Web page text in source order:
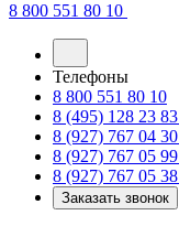
8 800 551 80 10
Телефоны
8 800 551 80 10
8 (495) 128 23 83
8 (927) 767 04 30
8 (927) 767 05 99
8 (927) 767 05 38
Заказать звонок